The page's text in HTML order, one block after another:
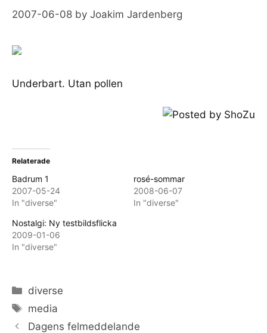
2007-06-08 by Joakim Jardenberg
Underbart. Utan pollen
Relaterade
Badrum 1
2007-05-24
In "diverse"
rosé-sommar
2008-06-07
In "diverse"
Nostalgi: Ny testbildsflicka
2009-01-06
In "diverse"
Categories
diverse
Tags
media
Dagens felmeddelande